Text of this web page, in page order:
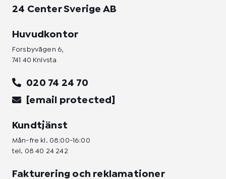
24 Center Sverige AB
Huvudkontor
Forsbyvägen 6,
741 40 Knivsta
020 74 24 70
[email protected]
Kundtjänst
Mån-fre kl. 08:00-16:00
tel. 08 40 24 242
Fakturering och reklamationer